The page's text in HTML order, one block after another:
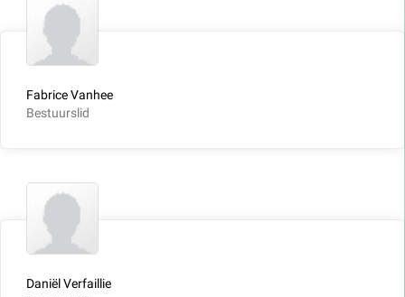
Fabrice Vanhee
Bestuurslid
Daniël Verfaillie